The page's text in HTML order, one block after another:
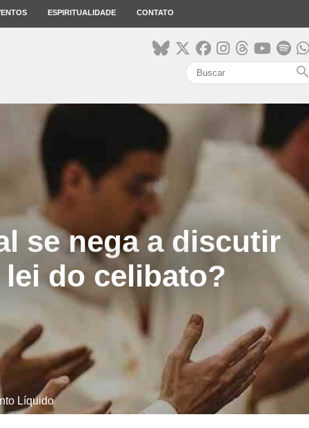
ESPIRITUALIDADE CONTATO
search
se nega a discutir
lei do celibato?
Líquido